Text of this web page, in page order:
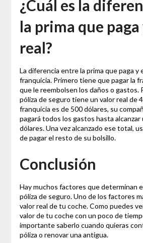
¿Cuál es la
la prima que
real?
La diferencia entre la prima que paga y
franquicia. Primero tiene que pagar la
que le reembolsen los daños o gastos.
póliza de seguro tiene un valor real de
franquicia es de 500 dólares, su
pagará todos los gastos hasta
dólares. Una vez alcanzado ese total,
de pagar el resto de su bolsillo.
Conclusión
Hay muchos factores que determinan
póliza de seguro. Uno de los factores
valor real de tu coche. Como puedes
valor de tu coche con un poco de
importante saberlo cuando quieras
póliza o renovar una antigua.